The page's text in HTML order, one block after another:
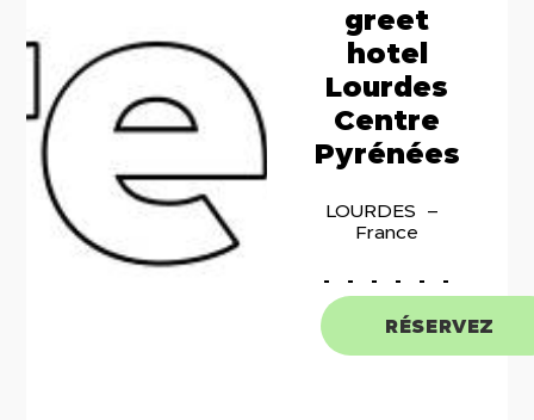
RÉSERVEZ
greet
hotel
Lourdes
Centre
Pyrénées
LOURDES
France